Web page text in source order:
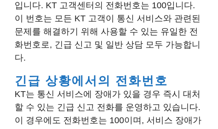
입니다. KT 고객센터의 전화번호는 100입니다.
이 번호는 모든 KT 고객이 통신 서비스와 관련된
문제를 해결하기 위해 사용할 수 있는 유일한 전
화번호로, 긴급 신고 및 일반 상담 모두 가능합니
다.
긴급 상황에서의 전화번호
KT는 통신 서비스에 장애가 있을 경우 즉시 대처
할 수 있는 긴급 신고 전화를 운영하고 있습니다.
이 경우에도 전화번호는 100이며, 서비스 장애가